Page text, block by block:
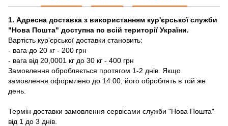
1. Адресна доставка з використанням кур'єрської служби
"Нова Пошта" доступна по всій території України.
Вартість кур'єрської доставки становить:
- вага до 20 кг - 200 грн
- вага від 20,0001 кг до 30 кг - 400 грн
Замовлення обробляється протягом 1-2 днів. Якщо
замовлення оформлено до 14:00, його оброблять в той же
день.
Термін доставки замовлення сервісами служби "Нова Пошта"
від 1 до 3 днів.